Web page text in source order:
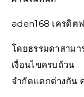
aden168 เครดิต
โดยธรรมดาสามา
เงื่อนไขครบถ้ว
จำกัดแตกต่างกัน